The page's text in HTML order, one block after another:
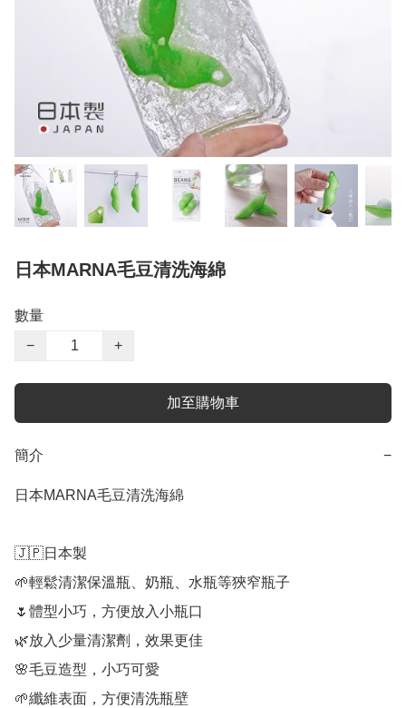
日本MARNA毛豆清洗海綿
數量
−
+
加至購物車
簡介 −
日本MARNA毛豆清洗海綿
🇯🇵日本製
🌱輕鬆清潔保溫瓶、奶瓶、水瓶等狹窄瓶子
🌷體型小巧，方便放入小瓶口
🌿放入少量清潔劑，效果更佳
🌸毛豆造型，小巧可愛
🌱纖維表面，方便清洗瓶壁